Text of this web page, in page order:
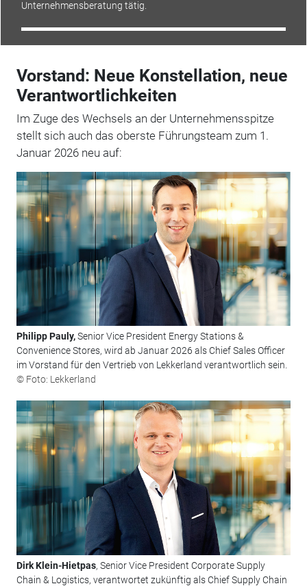
Unternehmensberatung tätig.
Vorstand: Neue Konstellation, neue
Verantwortlichkeiten
Im Zuge des Wechsels an der Unternehmensspitze
stellt sich auch das oberste Führungsteam zum 1.
Januar 2026 neu auf:
Philipp Pauly,Senior Vice President Energy Stations &
Convenience Stores, wird ab Januar 2026 als Chief Sales Officer
im Vorstand für den Vertrieb von Lekkerland verantwortlich sein.
© Foto: Lekkerland
Dirk Klein-Hietpas, Senior Vice President Corporate Supply
Chain & Logistics, verantwortet zukünftig als Chief Supply Chain